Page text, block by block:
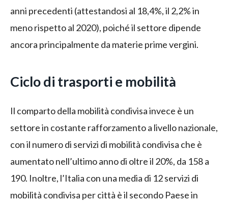
anni precedenti (attestandosi al 18,4%, il 2,2% in
meno rispetto al 2020), poiché il settore dipende
ancora principalmente da materie prime vergini.
Ciclo di trasporti e mobilità
Il comparto della mobilità condivisa invece è un
settore in costante rafforzamento a livello nazionale,
con il numero di servizi di mobilità condivisa che è
aumentato nell’ultimo anno di oltre il 20%, da 158 a
190. Inoltre, l’Italia con una media di 12 servizi di
mobilità condivisa per città è il secondo Paese in